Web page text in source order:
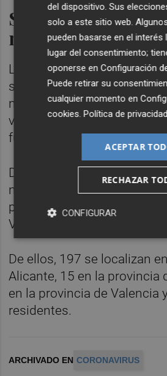
Sin nuevos casos
mono
La Comunitat Valenciana
semana más, desde el
noviembre, sin registrar
viruela del mono, según
fuentes de la Conselleria de
De este modo, desde el
noviembre se mantienen
positivos acumulados en la
Valenciana de viruela del
De ellos, 197 se localizan
Alicante, 15 en la provincia
en la provincia de Valencia
residentes.
ARCHIVADO EN CORONAVIRUS
del dispositivo. Sus
solo a este sitio web.
pueden basarse en el interés
lugar del consentimiento;
oponerse enConfiguración
Puede retirar su
cualquier momento en
cookies .Política de privacidad
ACEPTAR
RECHAZAR
CONFIGURAR